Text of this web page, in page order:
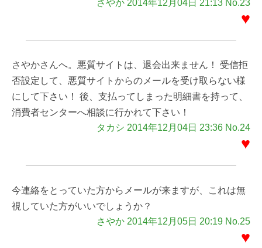
さやか 2014年12月04日 21:13 No.23
♥
さやかさんへ。悪質サイトは、退会出来ません！ 受信拒
否設定して、悪質サイトからのメールを受け取らない様
にして下さい！ 後、支払ってしまった明細書を持って、
消費者センターへ相談に行かれて下さい！
タカシ 2014年12月04日 23:36 No.24
♥
今連絡をとっていた方からメールが来ますが、これは無
視していた方がいいでしょうか？
さやか 2014年12月05日 20:19 No.25
♥